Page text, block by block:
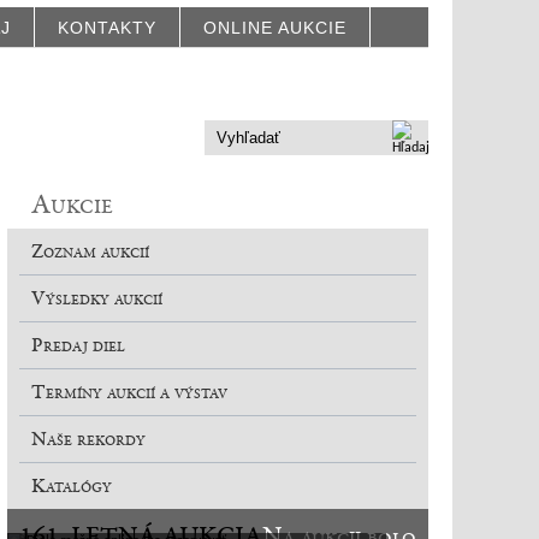
KONTAKTY ONLINE AUKCIE
Aukcie
Zoznam aukcií
Výsledky aukcií
Predaj diel
Termíny aukcií a výstav
Naše rekordy
Katalógy